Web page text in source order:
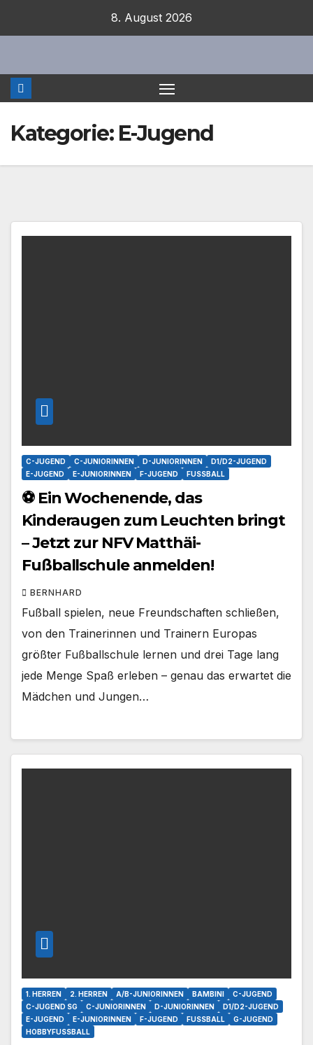
8. August 2026
Kategorie: E-Jugend
C-JUGEND C-JUNIORINNEN D-JUNIORINNEN
D1/D2-JUGEND
E-JUGEND
E-JUNIORINNEN F-JUGEND FUSSBALL
⚽ Ein Wochenende, das
Kinderaugen zum Leuchten bringt
– Jetzt zur NFV Matthäi-
Fußballschule anmelden!
BERNHARD
Fußball spielen, neue Freundschaften schließen,
von den Trainerinnen und Trainern Europas
größter Fußballschule lernen und drei Tage lang
jede Menge Spaß erleben – genau das erwartet die
Mädchen und Jungen…
1. HERREN 2. HERREN A/B-JUNIORINNEN BAMBINI
C-JUGEND
C-JUGEND SG
C-JUNIORINNEN D-JUNIORINNEN
D1/D2-JUGEND
E-JUGEND
E-JUNIORINNEN F-JUGEND FUSSBALL
G-JUGEND
HOBBYFUSSBALL